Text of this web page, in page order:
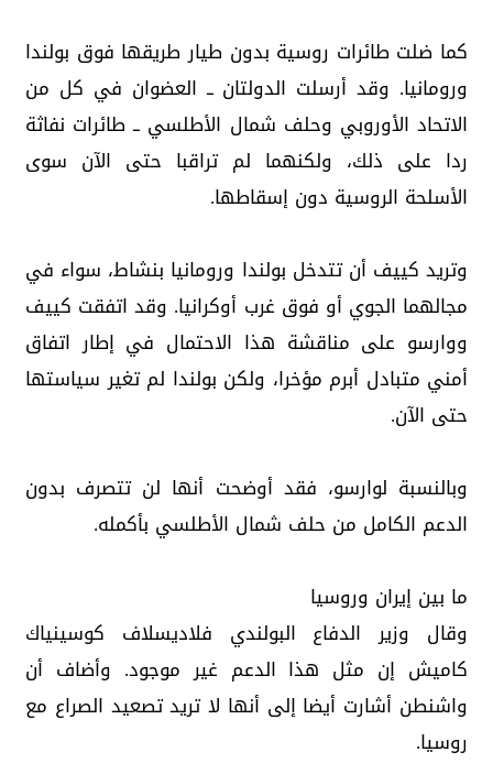
كما ضلت طائرات روسية بدون طيار طريقها فوق بولندا
ورومانيا. وقد أرسلت الدولتان ــ العضوان في كل من
الاتحاد الأوروبي وحلف شمال الأطلسي ــ طائرات نفاثة
ردا على ذلك، ولكنهما لم تراقبا حتى الآن سوى
الأسلحة الروسية دون إسقاطها.
وتريد كييف أن تتدخل بولندا ورومانيا بنشاط، سواء في
مجالهما الجوي أو فوق غرب أوكرانيا. وقد اتفقت كييف
ووارسو على مناقشة هذا الاحتمال في إطار اتفاق
أمني متبادل أبرم مؤخرا، ولكن بولندا لم تغير سياستها
حتى الآن.
وبالنسبة لوارسو، فقد أوضحت أنها لن تتصرف بدون
الدعم الكامل من حلف شمال الأطلسي بأكمله.
ما بين إيران وروسيا
وقال وزير الدفاع البولندي فلاديسلاف كوسينياك
كاميش إن مثل هذا الدعم غير موجود. وأضاف أن
واشنطن أشارت أيضا إلى أنها لا تريد تصعيد الصراع مع
روسيا.